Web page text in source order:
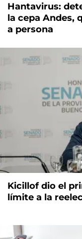
Hantavirus:
la cepa Andes,
a persona
Kicillof dio el
límite a la